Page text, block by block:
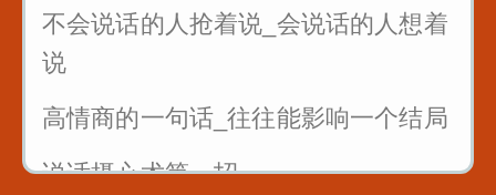
不会说话的人抢着说_会说话的人想着
说
高情商的一句话_往往能影响一个结局
说话摄心术第一招